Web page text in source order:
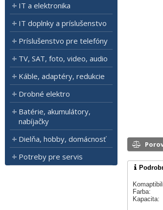
IT a elektronika
IT doplnky a príslušenstvo
Príslušenstvo pre telefóny
TV, SAT, foto, video, audio
Káble, adaptéry, redukcie
Drobné elektro
Batérie, akumulátory,
nabíjačky
Dielňa, hobby, domácnosť
Potreby pre servis
Farba:
Kapacita: